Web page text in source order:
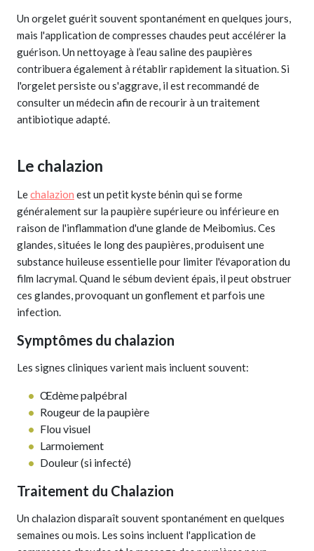
Un orgelet guérit souvent spontanément en quelques jours,
mais l'application de compresses chaudes peut accélérer la
guérison. Un nettoyage à l’eau saline des paupières
contribuera également à rétablir rapidement la situation. Si
l'orgelet persiste ou s'aggrave, il est recommandé de
consulter un médecin afin de recourir à un traitement
antibiotique adapté.
Le chalazion
Lechalazion est un petit kyste bénin qui se forme
généralement sur la paupière supérieure ou inférieure en
raison de l'inflammation d'une glande de Meibomius. Ces
glandes, situées le long des paupières, produisent une
substance huileuse essentielle pour limiter l'évaporation du
film lacrymal. Quand le sébum devient épais, il peut obstruer
ces glandes, provoquant un gonflement et parfois une
infection.
Symptômes du chalazion
Les signes cliniques varient mais incluent souvent:
Œdème palpébral
Rougeur de la paupière
Flou visuel
Larmoiement
Douleur (si infecté)
Traitement du Chalazion
Un chalazion disparaît souvent spontanément en quelques
semaines ou mois. Les soins incluent l'application de